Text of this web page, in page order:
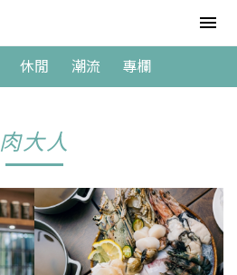
休閒 潮流 專欄
肉大人